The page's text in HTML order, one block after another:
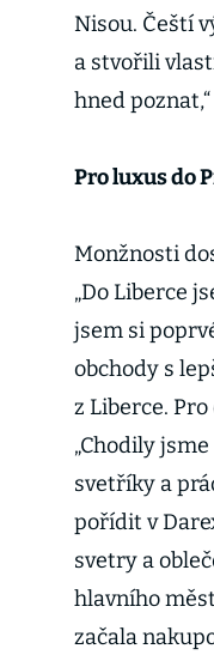
Nisou. Čeští
a stvořili
hned
Pro luxus do
Monžnosti
„Do Liberce
jsem si
obchody s
z Liberce.
„Chodily
svetříky a
pořídit v
svetry a
hlavního
začala